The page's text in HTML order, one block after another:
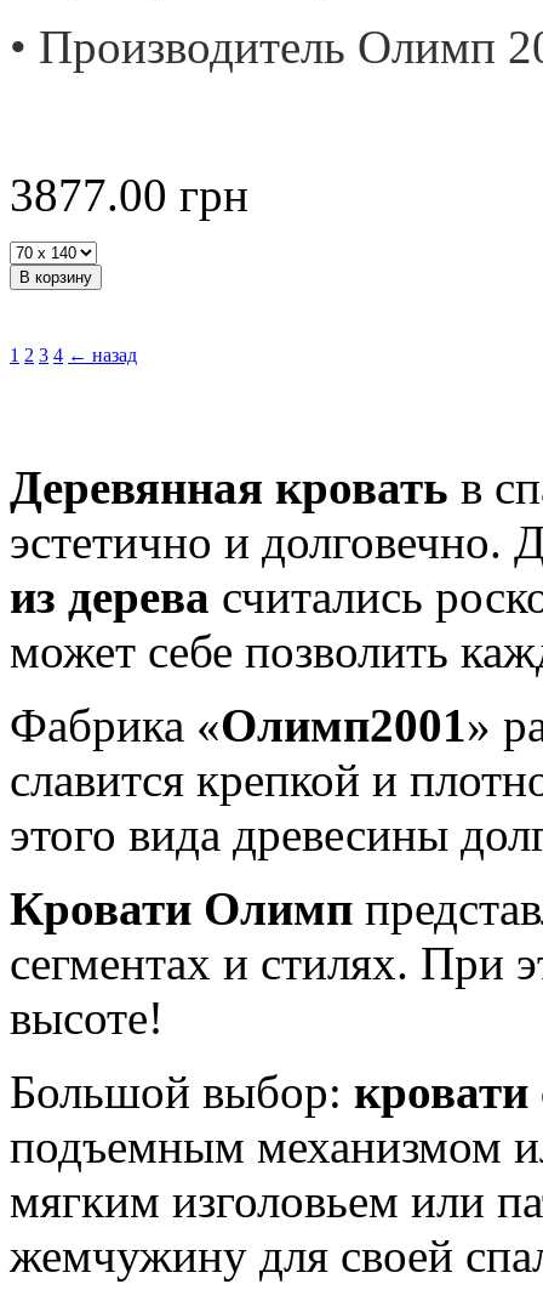
• Производитель Олимп
3877.00 грн
1 2 3 4 ← назад
Деревянная кровать в
эстетично и долговечно.
из дерева считались
может себе позволить
Фабрика «Олимп2001»
славится крепкой и
этого вида древесины
Кровати Олимп
сегментах и стилях. При
высоте!
Большой выбор:
подъемным механизмом
мягким изголовьем или
жемчужину для своей